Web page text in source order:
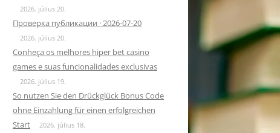
2026. július 20.
Проверка публикации · 2026-07-20
2026. július 20.
Conheça os melhores hiper bet casino
games e suas funcionalidades exclusivas
2026. július 19.
So nutzen Sie den Drückglück Bonus Code
ohne Einzahlung für einen erfolgreichen
Start
2026. július 18.